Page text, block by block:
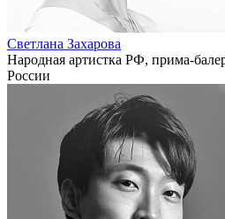
Светлана Захарова
Народная артистка РФ, прима-
России